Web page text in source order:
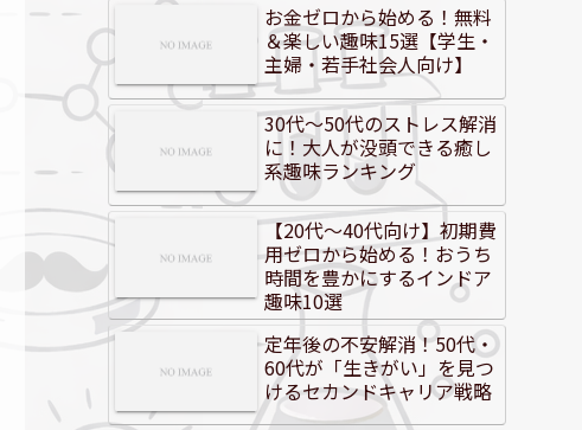
お金ゼロから始める！無料
＆楽しい趣味15選【学生・
主婦・若手社会人向け】
30代～50代のストレス解消
に！大人が没頭できる癒し
系趣味ランキング
【20代～40代向け】初期費
用ゼロから始める！おうち
時間を豊かにするインドア
趣味10選
定年後の不安解消！50代・
60代が「生きがい」を見つ
けるセカンドキャリア戦略